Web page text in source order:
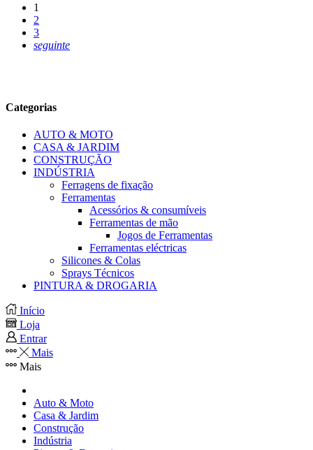
1
2
3
seguinte
Categorias
AUTO & MOTO
CASA & JARDIM
CONSTRUÇÃO
INDÚSTRIA
Ferragens de fixação
Ferramentas
Acessórios & consumíveis
Ferramentas de mão
Jogos de Ferramentas
Ferramentas eléctricas
Silicones & Colas
Sprays Técnicos
PINTURA & DROGARIA
Início
Loja
Entrar
Mais
Mais
Auto & Moto
Casa & Jardim
Construção
Indústria